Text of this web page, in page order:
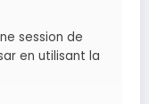
session de
en utilisant la